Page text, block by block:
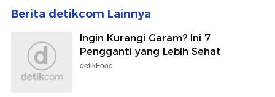
Berita detikcom Lainnya
Ingin Kurangi Garam? Ini 7
Pengganti yang Lebih Sehat
detikFood